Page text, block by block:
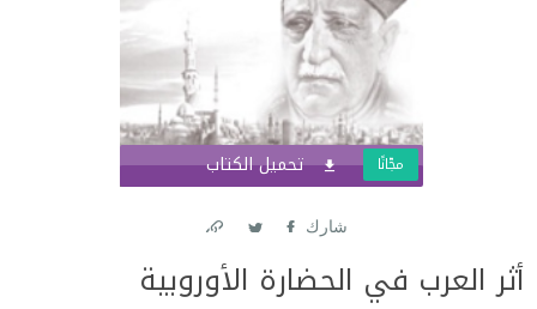
تحميل الكتاب مجّانًا
شارك
أثر العرب في الحضارة الأوروبية